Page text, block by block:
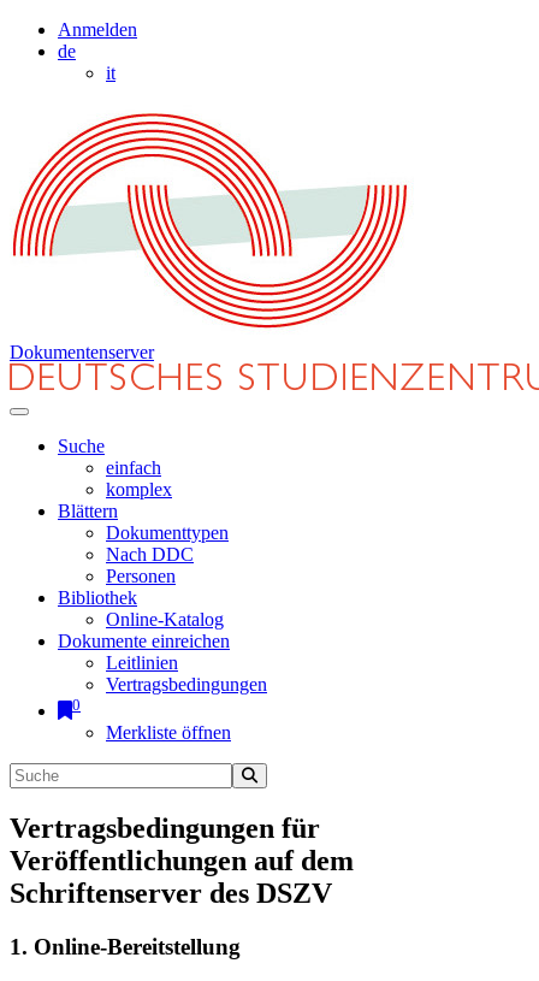
Anmelden
de
it
Dokumentenserver
Suche
einfach
komplex
Blättern
Dokumenttypen
Nach DDC
Personen
Bibliothek
Online-Katalog
Dokumente einreichen
Leitlinien
Vertragsbedingungen
0
Merkliste öffnen
Vertragsbedingungen für
Veröffentlichungen auf dem
Schriftenserver des DSZV
1. Online-Bereitstellung